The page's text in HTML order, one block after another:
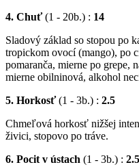
4. Chuť(1 - 20b.) : 14
Sladový základ so stopou po
tropickom ovocí (mango), po
pomaranča, mierne po grepe,
mierne obilninová, alkohol
5. Horkosť(1 - 3b.) : 2.5
Chmeľová horkosť nižšej
živici, stopovo po tráve.
6. Pocit v ústach (1 - 3b.) : 2.5